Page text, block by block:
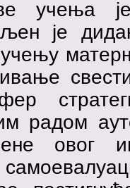
учења
је
радом
овог